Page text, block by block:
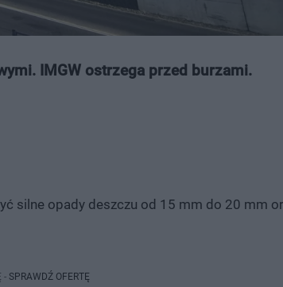
IMGW ostrzega przed burzami.
silne opady deszczu od 15 mm do 20 mm
- SPRAWDŹ OFERTĘ